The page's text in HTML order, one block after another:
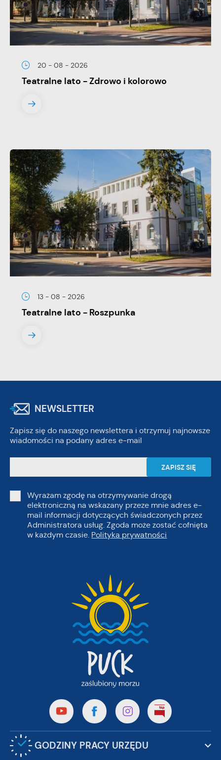
20 - 08 - 2026
Teatralne lato - Zdrowo i kolorowo
13 - 08 - 2026
Teatralne lato - Roszpunka
NEWSLETTER
Zapisz się do naszego newslettera i otrzymuj najnowsze
wiadomości na podany adres e-mail
Wyrażam zgodę na otrzymywanie drogą
elektroniczną na wskazany przeze mnie adres e-
mail informacji dotyczących świadczonych przez
Administratora usług. Zgoda może zostać cofnięta
w każdym czasie. Polityka prywatności
GODZINY PRACY URZĘDU